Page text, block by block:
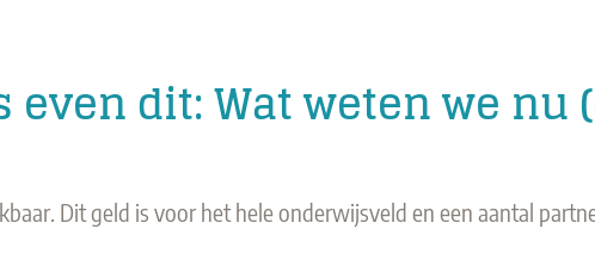
dit: Wat weten we nu
Dit geld is voor het hele onderwijsveld en een aantal